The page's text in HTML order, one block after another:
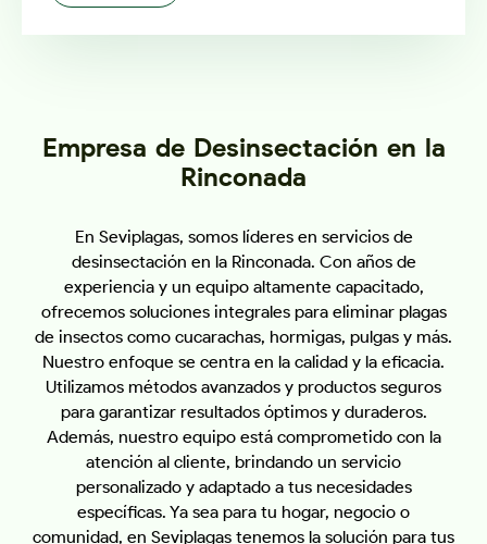
Empresa de Desinsectación en la
Rinconada
En Seviplagas, somos líderes en servicios de
desinsectación en la Rinconada. Con años de
experiencia y un equipo altamente capacitado,
ofrecemos soluciones integrales para eliminar plagas
de insectos como cucarachas, hormigas, pulgas y más.
Nuestro enfoque se centra en la calidad y la eficacia.
Utilizamos métodos avanzados y productos seguros
para garantizar resultados óptimos y duraderos.
Además, nuestro equipo está comprometido con la
atención al cliente, brindando un servicio
personalizado y adaptado a tus necesidades
específicas. Ya sea para tu hogar, negocio o
comunidad, en Seviplagas tenemos la solución para tus